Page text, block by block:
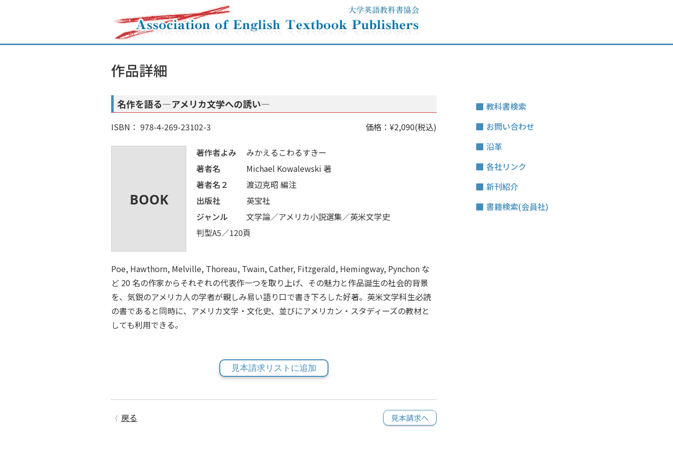
作品詳細
名作を語る―アメリカ文学への誘い―
ISBN： 978-4-269-23102-3 価格：¥2,090(税込)
著作者よみ
みかえるこわるすきー
著者名
Michael Kowalewski 著
著者名２
渡辺克昭 編注
出版社
英宝社
ジャンル
文学論／アメリカ小説選集／英米文学史
判型A5／120頁
Poe, Hawthorn, Melville, Thoreau, Twain, Cather, Fitzgerald, Hemingway, Pynchon な
ど 20 名の作家からそれぞれの代表作一つを取り上げ、その魅力と作品誕生の社会的背景
を、気鋭のアメリカ人の学者が親しみ易い語り口で書き下ろした好著。英米文学科生必読
の書であると同時に、アメリカ文学・文化史、並びにアメリカン・スタディーズの教材と
しても利用できる。
見本請求リストに追加
戻る 見本請求へ
教科書検索
お問い合わせ
沿革
各社リンク
新刊紹介
書籍検索(会員社)